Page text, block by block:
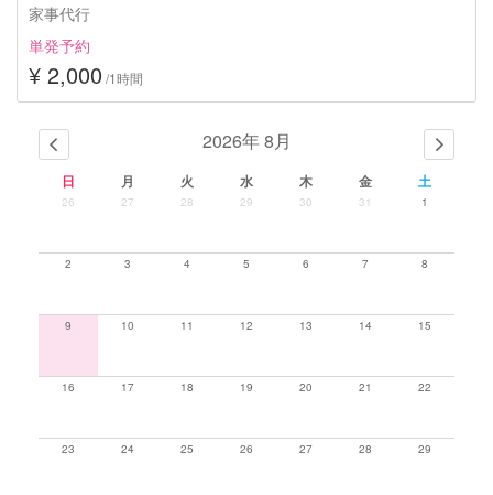
家事代行
単発予約
¥ 2,000 /1時間
2026年 8月
日 月 火 水 木 金 土
26 27 28 29 30 31 1
2 3 4 5 6 7 8
9 10 11 12 13 14 15
16 17 18 19 20 21 22
23 24 25 26 27 28 29